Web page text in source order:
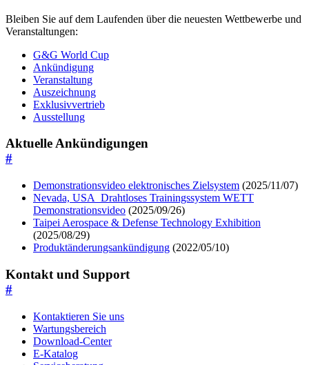
Bleiben Sie auf dem Laufenden über die neuesten Wettbewerbe und
Veranstaltungen:
G&G World Cup
Ankündigung
Veranstaltung
Auszeichnung
Exklusivvertrieb
Ausstellung
Aktuelle Ankündigungen
#
Demonstrationsvideo elektronisches Zielsystem (2025/11/07)
Nevada, USA_Drahtloses Trainingssystem WETT
Demonstrationsvideo (2025/09/26)
Taipei Aerospace & Defense Technology Exhibition
(2025/08/29)
Produktänderungsankündigung (2022/05/10)
Kontakt und Support
#
Kontaktieren Sie uns
Wartungsbereich
Download-Center
E-Katalog